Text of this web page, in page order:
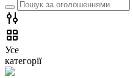
Усе
категорії